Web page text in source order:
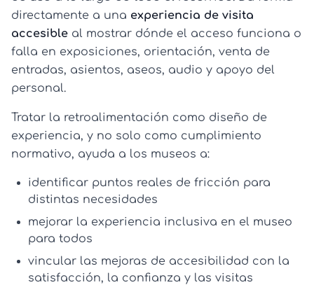
directamente a una experiencia de visita
accesible al mostrar dónde el acceso funciona o
falla en exposiciones, orientación, venta de
entradas, asientos, aseos, audio y apoyo del
personal.
Tratar la retroalimentación como diseño de
experiencia, y no solo como cumplimiento
normativo, ayuda a los museos a:
identificar puntos reales de fricción para
distintas necesidades
mejorar la experiencia inclusiva en el museo
para todos
vincular las mejoras de accesibilidad con la
satisfacción, la confianza y las visitas